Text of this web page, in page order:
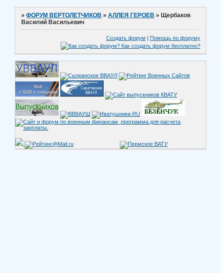
»ФОРУМ ВЕРТОЛЕТЧИКОВ »АЛЛЕЯ ГЕРОЕВ » Щербаков
Василий Васильевич
Создать форум | Помощь по форуму